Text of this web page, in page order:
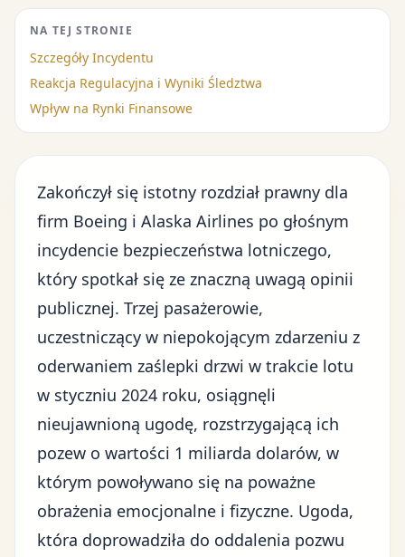
NA TEJ STRONIE
Szczegóły Incydentu
Reakcja Regulacyjna i Wyniki Śledztwa
Wpływ na Rynki Finansowe
Zakończył się istotny rozdział prawny dla
firm Boeing i Alaska Airlines po głośnym
incydencie bezpieczeństwa lotniczego,
który spotkał się ze znaczną uwagą opinii
publicznej. Trzej pasażerowie,
uczestniczący w niepokojącym zdarzeniu z
oderwaniem zaślepki drzwi w trakcie lotu
w styczniu 2024 roku, osiągnęli
nieujawnioną ugodę, rozstrzygającą ich
pozew o wartości 1 miliarda dolarów, w
którym powoływano się na poważne
obrażenia emocjonalne i fizyczne. Ugoda,
która doprowadziła do oddalenia pozwu